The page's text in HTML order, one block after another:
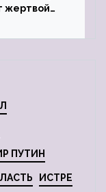
жертвой
ПУТИН
ИСТРЕ